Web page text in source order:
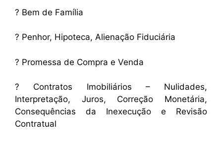
? Bem de Família
? Penhor, Hipoteca, Alienação Fiduciária
? Promessa de Compra e Venda
? Contratos Imobiliários – Nulidades,
Interpretação, Juros, Correção Monetária,
Consequências da Inexecução e Revisão
Contratual